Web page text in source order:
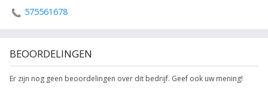
575561678
BEOORDELINGEN
Er zijn nog geen beoordelingen over dit bedrijf. Geef ook uw mening!